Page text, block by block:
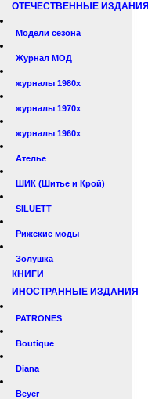
ОТЕЧЕСТВЕННЫЕ ИЗДАНИЯ
Модели сезона
Журнал МОД
журналы 1980х
журналы 1970х
журналы 1960х
Ателье
ШИК (Шитье и Крой)
SILUETT
Рижские моды
Золушка
КНИГИ
ИНОСТРАННЫЕ ИЗДАНИЯ
PATRONES
Boutique
Diana
Beyer